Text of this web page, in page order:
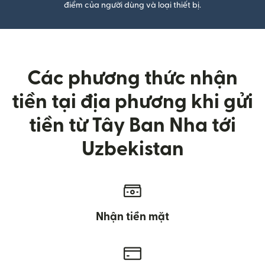
điểm của người dùng và loại thiết bị.
Các phương thức nhận
tiền tại địa phương khi gửi
tiền từ Tây Ban Nha tới
Uzbekistan
Nhận tiền mặt